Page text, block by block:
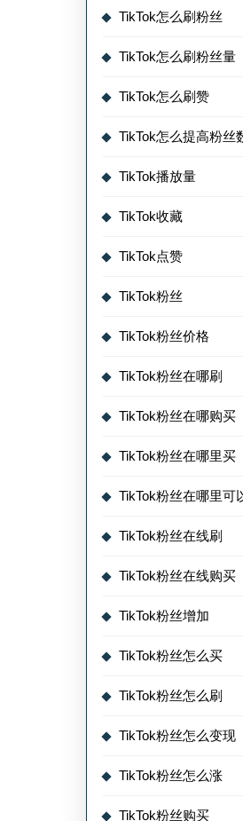
TikTok怎么刷粉丝
TikTok怎么刷粉丝量
TikTok怎么刷赞
TikTok怎么提高粉丝
TikTok播放量
TikTok收藏
TikTok点赞
TikTok粉丝
TikTok粉丝价格
TikTok粉丝在哪刷
TikTok粉丝在哪购买
TikTok粉丝在哪里买
TikTok粉丝在哪里可
TikTok粉丝在线刷
TikTok粉丝在线购买
TikTok粉丝增加
TikTok粉丝怎么买
TikTok粉丝怎么刷
TikTok粉丝怎么变现
TikTok粉丝怎么涨
TikTok粉丝购买